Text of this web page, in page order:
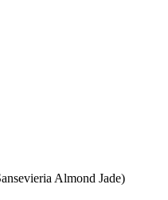
Almond Jade)